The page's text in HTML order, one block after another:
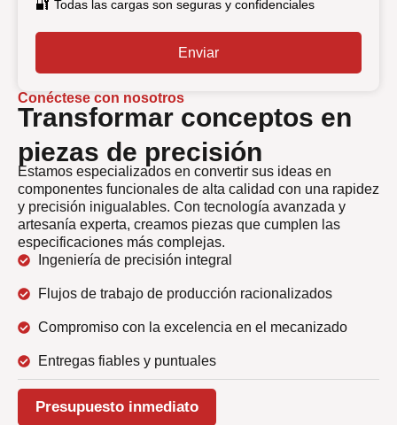
Conéctese con nosotros
Transformar conceptos en
piezas de precisión
Estamos especializados en convertir sus ideas en
componentes funcionales de alta calidad con una rapidez
y precisión inigualables. Con tecnología avanzada y
artesanía experta, creamos piezas que cumplen las
especificaciones más complejas.
Ingeniería de precisión integral
Flujos de trabajo de producción racionalizados
Compromiso con la excelencia en el mecanizado
Entregas fiables y puntuales
Presupuesto inmediato
🔐 Todas las cargas son seguras y confidenciales
Enviar